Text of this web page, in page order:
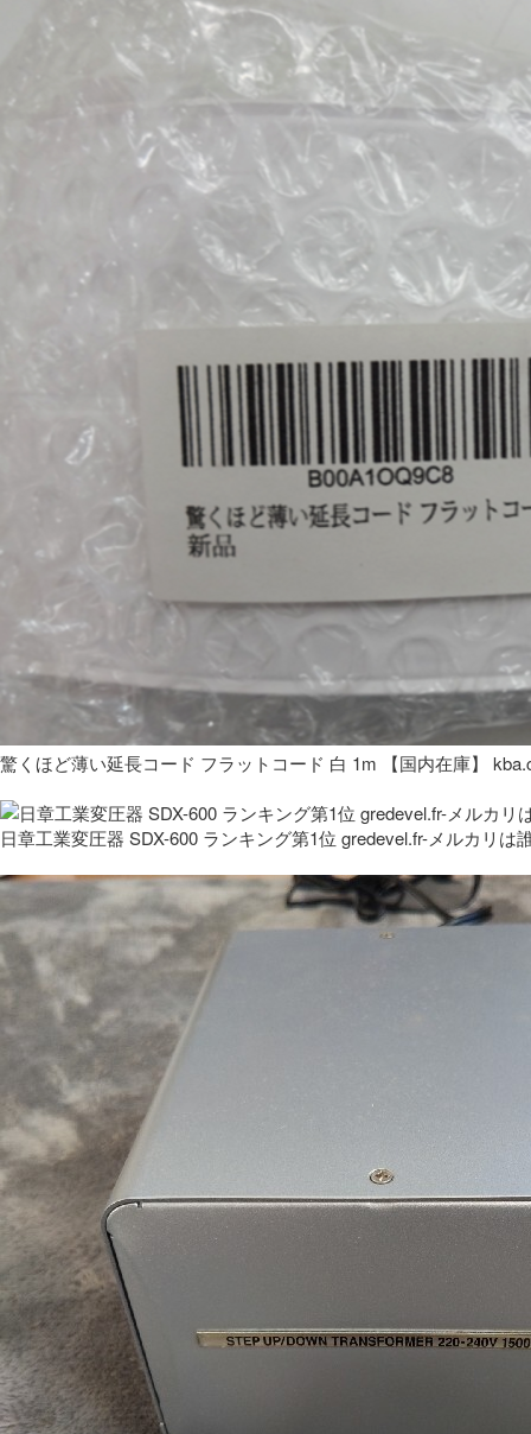
驚くほど薄い延長コード フラットコード 白 1m 【国内在庫】
日章工業変圧器 SDX-600 ランキング第1位 gredevel.fr-メルカリは